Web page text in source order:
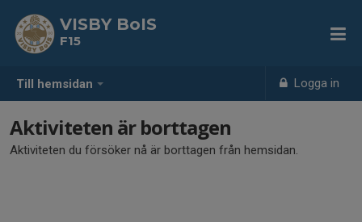
Till hemsidan Logga in
VISBY BoIS
F15
Aktiviteten är borttagen
Aktiviteten du försöker nå är borttagen från hemsidan.